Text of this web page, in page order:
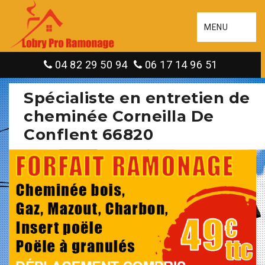
MENU
04 82 29 50 94 06 17 14 96 51
Spécialiste en entretien de
cheminée Corneilla De
Conflent 66820